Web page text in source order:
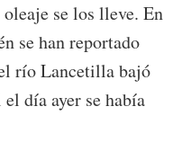
se los lleve. En
se han reportado
río Lancetilla bajó
día ayer se había